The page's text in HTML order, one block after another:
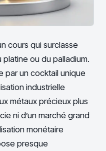
cours qui surclasse
platine ou du palladium.
par un cocktail unique
industrielle
métaux précieux plus
ni d’un marché grand
monétaire
presque